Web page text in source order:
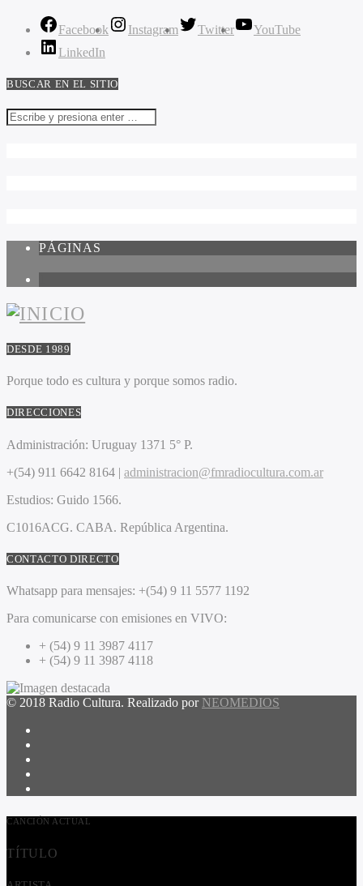
Facebook Instagram Twitter
YouTube
LinkedIn
BUSCAR EN EL SITIO
PÁGINAS
DESDE 1989
Porque todo es cultura y porque somos radio.
DIRECCIONES
Administración: Uruguay 1371 5° P.
+(54) 911 6642 8164 | administracion@fmradiocultura.com.ar
Estudios: Guido 1566.
C1016ACG. CABA. República Argentina.
CONTACTO DIRECTO
Whatsapp para mensajes: +(54) 9 11 5577 1192
Para comunicarse con emisiones en VIVO:
+ (54) 9 11 3987 4117
+ (54) 9 11 3987 4118
© 2018 Radio Cultura. Realizado por NEOMEDIOS
CANCIÓN ACTUAL
TÍTULO